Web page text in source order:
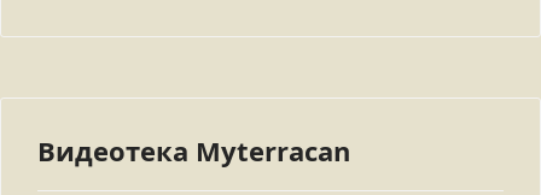
Видеотека Myterracan